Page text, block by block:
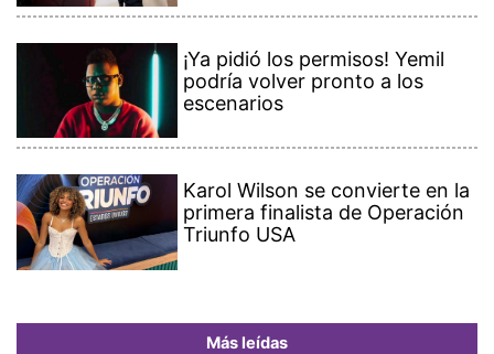
¡Ya pidió los permisos! Yemil
podría volver pronto a los
escenarios
Karol Wilson se convierte en la
primera finalista de Operación
Triunfo USA
Más leídas